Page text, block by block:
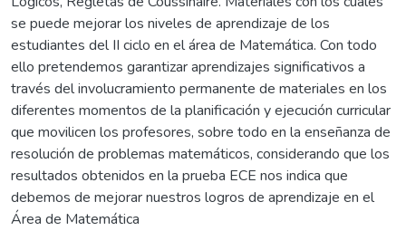
se puede mejorar los niveles de aprendizaje de los
estudiantes del II ciclo en el área de Matemática. Con todo
ello pretendemos garantizar aprendizajes significativos a
través del involucramiento permanente de materiales en los
diferentes momentos de la planificación y ejecución curricular
que movilicen los profesores, sobre todo en la enseñanza de
resolución de problemas matemáticos, considerando que los
resultados obtenidos en la prueba ECE nos indica que
debemos de mejorar nuestros logros de aprendizaje en el
Área de Matemática